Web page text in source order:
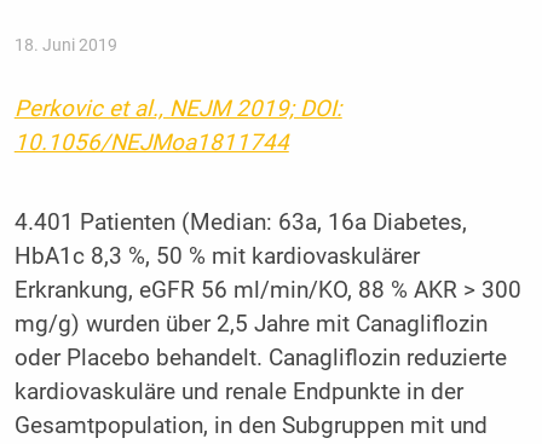
18. Juni 2019
Perkovic et al., NEJM 2019; DOI:
10.1056/NEJMoa1811744
4.401 Patienten (Median: 63a, 16a Diabetes,
HbA1c 8,3 %, 50 % mit kardiovaskulärer
Erkrankung, eGFR 56 ml/min/KO, 88 % AKR > 300
mg/g) wurden über 2,5 Jahre mit Canagliflozin
oder Placebo behandelt. Canagliflozin reduzierte
kardiovaskuläre und renale Endpunkte in der
Gesamtpopulation, in den Subgruppen mit und